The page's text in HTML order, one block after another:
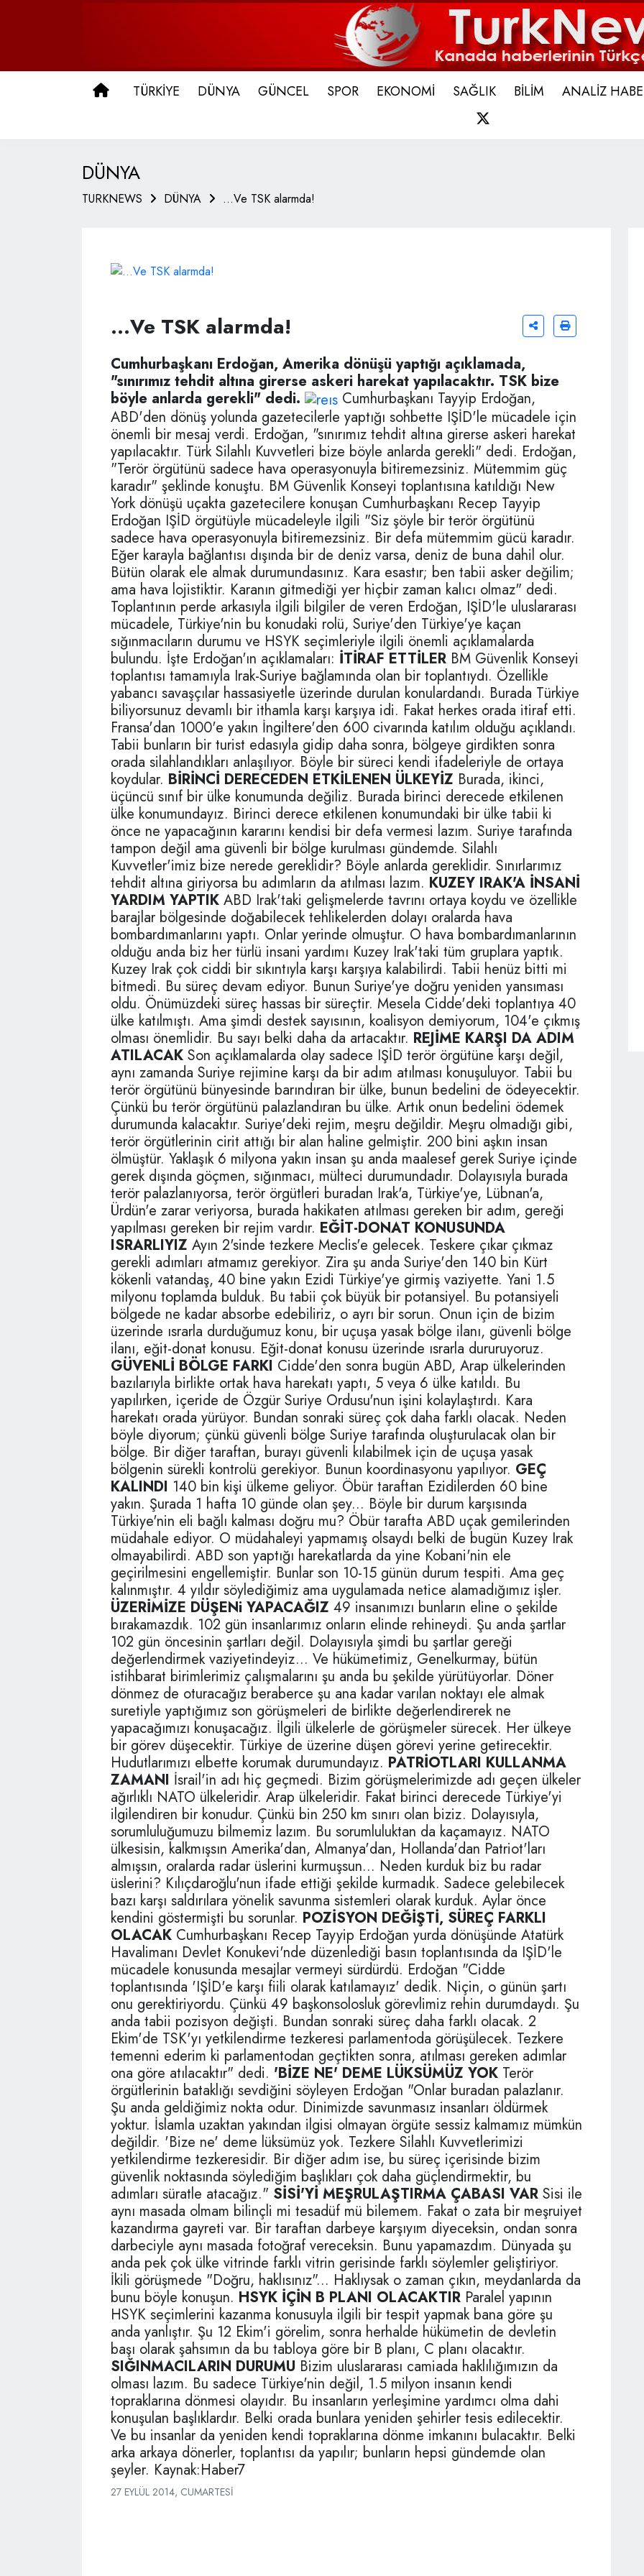
ANA SAYFA
TÜRKİYE DÜNYA GÜNCEL SPOR EKONOMİ SAĞLIK BİLİM ANALİZ
DÜNYA
TURKNEWS DÜNYA ...Ve TSK alarmda!
...Ve TSK alarmda!
Cumhurbaşkanı Erdoğan, Amerika dönüşü yaptığı açıklamada,
"sınırımız tehdit altına girerse askeri harekat yapılacaktır. TSK bize
böyle anlarda gerekli" dedi.
Cumhurbaşkanı Tayyip Erdoğan,
ABD'den dönüş yolunda gazetecilerle yaptığı sohbette IŞİD'le mücadele için
önemli bir mesaj verdi. Erdoğan, "sınırımız tehdit altına girerse askeri harekat
yapılacaktır. Türk Silahlı Kuvvetleri bize böyle anlarda gerekli" dedi. Erdoğan,
"Terör örgütünü sadece hava operasyonuyla bitiremezsiniz. Mütemmim güç
karadır" şeklinde konuştu. BM Güvenlik Konseyi toplantısına katıldığı New
York dönüşü uçakta gazetecilere konuşan Cumhurbaşkanı Recep Tayyip
Erdoğan IŞİD örgütüyle mücadeleyle ilgili "Siz şöyle bir terör örgütünü
sadece hava operasyonuyla bitiremezsiniz. Bir defa mütemmim gücü karadır.
Eğer karayla bağlantısı dışında bir de deniz varsa, deniz de buna dahil olur.
Bütün olarak ele almak durumundasınız. Kara esastır; ben tabii asker değilim;
ama hava lojistiktir. Karanın gitmediği yer hiçbir zaman kalıcı olmaz" dedi.
Toplantının perde arkasıyla ilgili bilgiler de veren Erdoğan, IŞİD'le uluslararası
mücadele, Türkiye'nin bu konudaki rolü, Suriye'den Türkiye'ye kaçan
sığınmacıların durumu ve HSYK seçimleriyle ilgili önemli açıklamalarda
bulundu. İşte Erdoğan'ın açıklamaları: İTİRAF ETTİLER BM Güvenlik Konseyi
toplantısı tamamıyla Irak-Suriye bağlamında olan bir toplantıydı. Özellikle
yabancı savaşçılar hassasiyetle üzerinde durulan konulardandı. Burada Türkiye
biliyorsunuz devamlı bir ithamla karşı karşıya idi. Fakat herkes orada itiraf etti.
Fransa'dan 1000'e yakın İngiltere'den 600 civarında katılım olduğu açıklandı.
Tabii bunların bir turist edasıyla gidip daha sonra, bölgeye girdikten sonra
orada silahlandıkları anlaşılıyor. Böyle bir süreci kendi ifadeleriyle de ortaya
koydular. BİRİNCİ DERECEDEN ETKİLENEN ÜLKEYİZ Burada, ikinci,
üçüncü sınıf bir ülke konumunda değiliz. Burada birinci derecede etkilenen
ülke konumundayız. Birinci derece etkilenen konumundaki bir ülke tabii ki
önce ne yapacağının kararını kendisi bir defa vermesi lazım. Suriye tarafında
tampon değil ama güvenli bir bölge kurulması gündemde. Silahlı
Kuvvetler'imiz bize nerede gereklidir? Böyle anlarda gereklidir. Sınırlarımız
tehdit altına giriyorsa bu adımların da atılması lazım. KUZEY IRAK'A İNSANİ
YARDIM YAPTIK ABD Irak'taki gelişmelerde tavrını ortaya koydu ve özellikle
barajlar bölgesinde doğabilecek tehlikelerden dolayı oralarda hava
bombardımanlarını yaptı. Onlar yerinde olmuştur. O hava bombardımanlarının
olduğu anda biz her türlü insani yardımı Kuzey Irak'taki tüm gruplara yaptık.
Kuzey Irak çok ciddi bir sıkıntıyla karşı karşıya kalabilirdi. Tabii henüz bitti mi
bitmedi. Bu süreç devam ediyor. Bunun Suriye'ye doğru yeniden yansıması
oldu. Önümüzdeki süreç hassas bir süreçtir. Mesela Cidde'deki toplantıya 40
ülke katılmıştı. Ama şimdi destek sayısının, koalisyon demiyorum, 104'e çıkmış
olması önemlidir. Bu sayı belki daha da artacaktır. REJİME KARŞI DA ADIM
ATILACAK Son açıklamalarda olay sadece IŞİD terör örgütüne karşı değil,
aynı zamanda Suriye rejimine karşı da bir adım atılması konuşuluyor. Tabii bu
terör örgütünü bünyesinde barındıran bir ülke, bunun bedelini de ödeyecektir.
Çünkü bu terör örgütünü palazlandıran bu ülke. Artık onun bedelini ödemek
durumunda kalacaktır. Suriye'deki rejim, meşru değildir. Meşru olmadığı gibi,
terör örgütlerinin cirit attığı bir alan haline gelmiştir. 200 bini aşkın insan
ölmüştür. Yaklaşık 6 milyona yakın insan şu anda maalesef gerek Suriye içinde
gerek dışında göçmen, sığınmacı, mülteci durumundadır. Dolayısıyla burada
terör palazlanıyorsa, terör örgütleri buradan Irak'a, Türkiye'ye, Lübnan'a,
Ürdün'e zarar veriyorsa, burada hakikaten atılması gereken bir adım, gereği
yapılması gereken bir rejim vardır. EĞİT-DONAT KONUSUNDA
ISRARLIYIZ Ayın 2'sinde tezkere Meclis'e gelecek. Teskere çıkar çıkmaz
gerekli adımları atmamız gerekiyor. Zira şu anda Suriye'den 140 bin Kürt
kökenli vatandaş, 40 bine yakın Ezidi Türkiye'ye girmiş vaziyette. Yani 1.5
milyonu toplamda bulduk. Bu tabii çok büyük bir potansiyel. Bu potansiyeli
bölgede ne kadar absorbe edebiliriz, o ayrı bir sorun. Onun için de bizim
üzerinde ısrarla durduğumuz konu, bir uçuşa yasak bölge ilanı, güvenli bölge
ilanı, eğit-donat konusu. Eğit-donat konusu üzerinde ısrarla dururuyoruz.
GÜVENLİ BÖLGE FARKI Cidde'den sonra bugün ABD, Arap ülkelerinden
bazılarıyla birlikte ortak hava harekatı yaptı, 5 veya 6 ülke katıldı. Bu
yapılırken, içeride de Özgür Suriye Ordusu'nun işini kolaylaştırdı. Kara
harekatı orada yürüyor. Bundan sonraki süreç çok daha farklı olacak. Neden
böyle diyorum; çünkü güvenli bölge Suriye tarafında oluşturulacak olan bir
bölge. Bir diğer taraftan, burayı güvenli kılabilmek için de uçuşa yasak
bölgenin sürekli kontrolü gerekiyor. Bunun koordinasyonu yapılıyor. GEÇ
KALINDI 140 bin kişi ülkeme geliyor. Öbür taraftan Ezidilerden 60 bine
yakın. Şurada 1 hafta 10 günde olan şey... Böyle bir durum karşısında
Türkiye'nin eli bağlı kalması doğru mu? Öbür tarafta ABD uçak gemilerinden
müdahale ediyor. O müdahaleyi yapmamış olsaydı belki de bugün Kuzey Irak
olmayabilirdi. ABD son yaptığı harekatlarda da yine Kobani'nin ele
geçirilmesini engellemiştir. Bunlar son 10-15 günün durum tespiti. Ama geç
kalınmıştır. 4 yıldır söylediğimiz ama uygulamada netice alamadığımız işler.
ÜZERİMİZE DÜŞENi YAPACAĞIZ 49 insanımızı bunların eline o şekilde
bırakamazdık. 102 gün insanlarımız onların elinde rehineydi. Şu anda şartlar
102 gün öncesinin şartları değil. Dolayısıyla şimdi bu şartlar gereği
değerlendirmek vaziyetindeyiz... Ve hükümetimiz, Genelkurmay, bütün
istihbarat birimlerimiz çalışmalarını şu anda bu şekilde yürütüyorlar. Döner
dönmez de oturacağız beraberce şu ana kadar varılan noktayı ele almak
suretiyle yaptığımız son görüşmeleri de birlikte değerlendirerek ne
yapacağımızı konuşacağız. İlgili ülkelerle de görüşmeler sürecek. Her ülkeye
bir görev düşecektir. Türkiye de üzerine düşen görevi yerine getirecektir.
Hudutlarımızı elbette korumak durumundayız. PATRİOTLARI KULLANMA
ZAMANI İsrail'in adı hiç geçmedi. Bizim görüşmelerimizde adı geçen ülkeler
ağırlıklı NATO ülkeleridir. Arap ülkeleridir. Fakat birinci derecede Türkiye'yi
ilgilendiren bir konudur. Çünkü bin 250 km sınırı olan biziz. Dolayısıyla,
sorumluluğumuzu bilmemiz lazım. Bu sorumluluktan da kaçamayız. NATO
ülkesisin, kalkmışsın Amerika'dan, Almanya'dan, Hollanda'dan Patriot'ları
almışsın, oralarda radar üslerini kurmuşsun... Neden kurduk biz bu radar
üslerini? Kılıçdaroğlu'nun ifade ettiği şekilde kurmadık. Sadece gelebilecek
bazı karşı saldırılara yönelik savunma sistemleri olarak kurduk. Aylar önce
kendini göstermişti bu sorunlar. POZİSYON DEĞİŞTİ, SÜREÇ FARKLI
OLACAK Cumhurbaşkanı Recep Tayyip Erdoğan yurda dönüşünde Atatürk
Havalimanı Devlet Konukevi'nde düzenlediği basın toplantısında da IŞİD'le
mücadele konusunda mesajlar vermeyi sürdürdü. Erdoğan "Cidde
toplantısında 'IŞİD'e karşı fiili olarak katılamayız' dedik. Niçin, o günün şartı
onu gerektiriyordu. Çünkü 49 başkonsolosluk görevlimiz rehin durumdaydı. Şu
anda tabii pozisyon değişti. Bundan sonraki süreç daha farklı olacak. 2
Ekim'de TSK'yı yetkilendirme tezkeresi parlamentoda görüşülecek. Tezkere
temenni ederim ki parlamentodan geçtikten sonra, atılması gereken adımlar
ona göre atılacaktır" dedi. 'BİZE NE' DEME LÜKSÜMÜZ YOK Terör
örgütlerinin bataklığı sevdiğini söyleyen Erdoğan "Onlar buradan palazlanır.
Şu anda geldiğimiz nokta odur. Dinimizde savunmasız insanları öldürmek
yoktur. İslamla uzaktan yakından ilgisi olmayan örgüte sessiz kalmamız mümkün
değildir. 'Bize ne' deme lüksümüz yok. Tezkere Silahlı Kuvvetlerimizi
yetkilendirme tezkeresidir. Bir diğer adım ise, bu süreç içerisinde bizim
güvenlik noktasında söylediğim başlıkları çok daha güçlendirmektir, bu
adımları süratle atacağız." SİSİ'Yİ MEŞRULAŞTIRMA ÇABASI VAR Sisi ile
aynı masada olmam bilinçli mi tesadüf mü bilemem. Fakat o zata bir meşruiyet
kazandırma gayreti var. Bir taraftan darbeye karşıyım diyeceksin, ondan sonra
darbeciyle aynı masada fotoğraf vereceksin. Bunu yapamazdım. Dünyada şu
anda pek çok ülke vitrinde farklı vitrin gerisinde farklı söylemler geliştiriyor.
İkili görüşmede "Doğru, haklısınız"... Haklıysak o zaman çıkın, meydanlarda da
bunu böyle konuşun. HSYK İÇİN B PLANI OLACAKTIR Paralel yapının
HSYK seçimlerini kazanma konusuyla ilgili bir tespit yapmak bana göre şu
anda yanlıştır. Şu 12 Ekim'i görelim, sonra herhalde hükümetin de devletin
başı olarak şahsımın da bu tabloya göre bir B planı, C planı olacaktır.
SIĞINMACILARIN DURUMU Bizim uluslararası camiada haklılığımızın da
olması lazım. Bu sadece Türkiye'nin değil, 1.5 milyon insanın kendi
topraklarına dönmesi olayıdır. Bu insanların yerleşimine yardımcı olma dahi
konuşulan başlıklardır. Belki orada bunlara yeniden şehirler tesis edilecektir.
Ve bu insanlar da yeniden kendi topraklarına dönme imkanını bulacaktır. Belki
arka arkaya dönerler, toplantısı da yapılır; bunların hepsi gündemde olan
şeyler. Kaynak:Haber7
27 EYLÜL 2014, CUMARTESI